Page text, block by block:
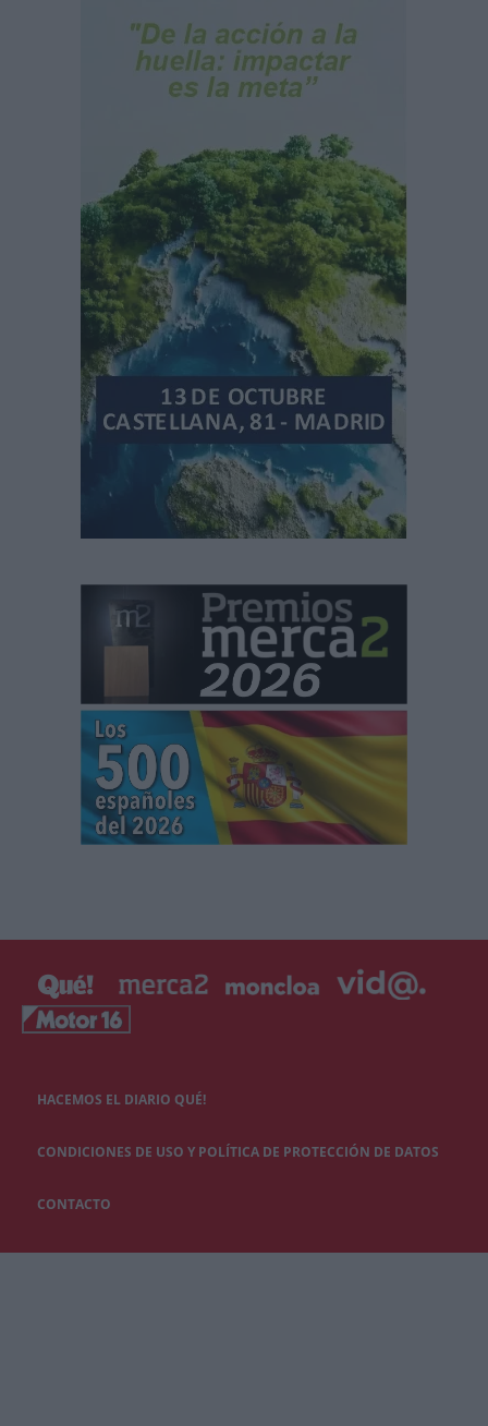
HACEMOS EL DIARIO QUÉ!
CONDICIONES DE USO Y POLÍTICA DE PROTECCIÓN DE DATOS
CONTACTO